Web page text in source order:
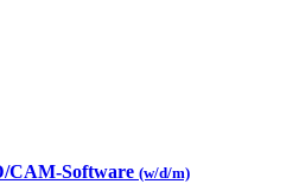
CAM-Software (w/d/m)